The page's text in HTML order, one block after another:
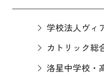
学校法人ヴィ
カトリック総
洛星中学校・